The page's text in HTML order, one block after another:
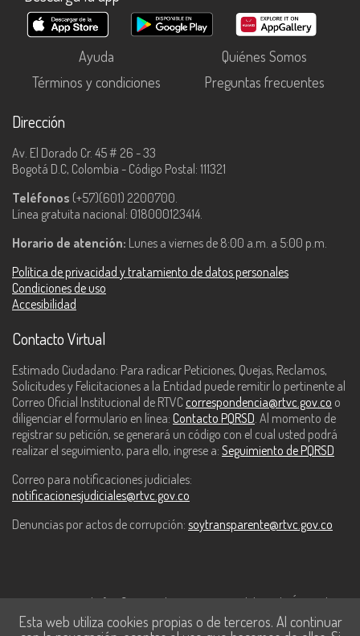
Ayuda
Quiénes Somos
Términos y condiciones
Preguntas frecuentes
Dirección
Av. El Dorado Cr. 45 # 26 - 33
Bogotá D.C, Colombia - Código Postal: 111321
Teléfonos (+57)(601) 2200700.
Línea gratuita nacional: 018000123414.
Horario de atención: Lunes a viernes de 8:00 a.m. a 5:00 p.m.
Política de privacidad y tratamiento de datos personales
Condiciones de uso
Accesibilidad
Contacto Virtual
Estimado Ciudadano: Para radicar Peticiones, Quejas, Reclamos,
Solicitudes y Felicitaciones a la Entidad puede remitir lo pertinente al
Correo Oficial Institucional de RTVC correspondencia@rtvc.gov.co o
diligenciar el formulario en línea: Contacto PQRSD . Al momento de
registrar su petición, se generará un código con el cual usted podrá
realizar el seguimiento, para ello, ingrese a: Seguimiento de PQRSD
Correo para notificaciones judiciales:
notificacionesjudiciales@rtvc.gov.co
Denuncias por actos de corrupción: soytransparente@rtvc.gov.co
Este contenido fue financiado con recursos del Fondo Único de
Tecnologías de la Información y las Comunicaciones de MinTic.
Esta web utiliza cookies propias o de terceros. Al continuar